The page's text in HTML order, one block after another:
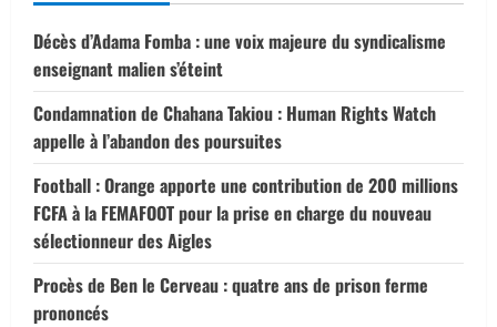
Décès d’Adama Fomba : une voix majeure du syndicalisme
enseignant malien s’éteint
Condamnation de Chahana Takiou : Human Rights Watch
appelle à l’abandon des poursuites
Football : Orange apporte une contribution de 200 millions
FCFA à la FEMAFOOT pour la prise en charge du nouveau
sélectionneur des Aigles
Procès de Ben le Cerveau : quatre ans de prison ferme
prononcés